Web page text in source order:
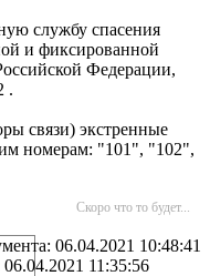
службу спасения
и фиксированной
Федерации,
.
связи) экстренные
номерам: "101", "102",
Скоро что то будет...
06.04.2021 10:48:41
11:35:56